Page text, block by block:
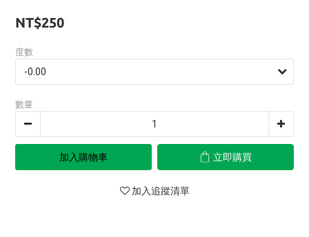
NT$250
度數
數量
加入購物車 立即購買
加入追蹤清單